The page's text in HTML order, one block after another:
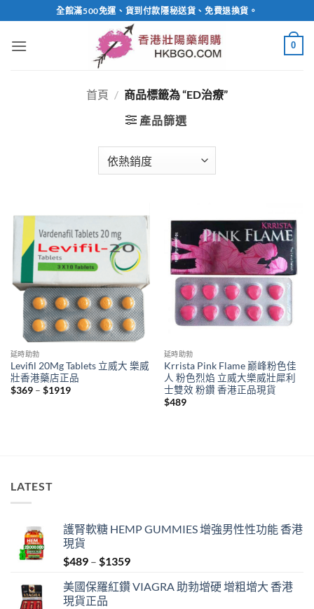
to
content
全館滿500免運、貨到付款隱秘送貨、免費退換貨。
0
首頁 / 商品標籤為 “ED治療”
產品篩選
延時助勃
Levifil 20Mg Tablets 立威大 樂威
壯香港藥店正品
$369 – $1919Price
延時助勃
Krrista Pink Flame 巅峰粉色佳
人 粉色烈焰 立威大樂威壯犀利
士雙效 粉鑽 香港正品現貨
$489
LATEST
護腎軟糖 HEMP GUMMIES 增強男性性功能 香港
現貨
$489 – $1359Price
$489
美國保羅紅鑽 VIAGRA 助勃增硬 增粗增大 香港
現貨正品